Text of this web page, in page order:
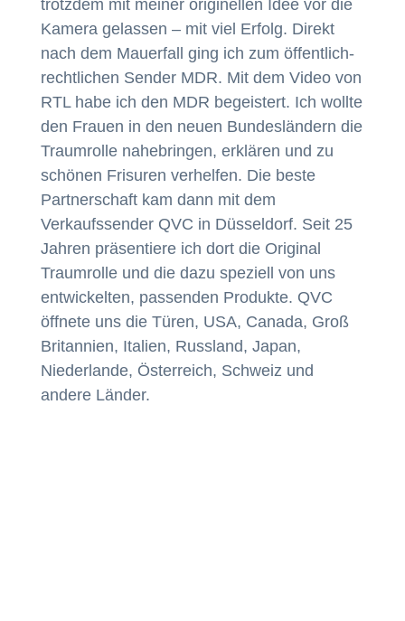
trotzdem mit meiner originellen Idee vor die
Kamera gelassen – mit viel Erfolg. Direkt
nach dem Mauerfall ging ich zum öffentlich-
rechtlichen Sender MDR. Mit dem Video von
RTL habe ich den MDR begeistert. Ich wollte
den Frauen in den neuen Bundesländern die
Traumrolle nahebringen, erklären und zu
schönen Frisuren verhelfen. Die beste
Partnerschaft kam dann mit dem
Verkaufssender QVC in Düsseldorf. Seit 25
Jahren präsentiere ich dort die Original
Traumrolle und die dazu speziell von uns
entwickelten, passenden Produkte. QVC
öffnete uns die Türen, USA, Canada, Groß
Britannien, Italien, Russland, Japan,
Niederlande, Österreich, Schweiz und
andere Länder.